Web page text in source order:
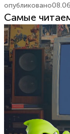
Кегумсе. На
мототрасса
спортсменов
и тысячи […]
опубликовано
Самые